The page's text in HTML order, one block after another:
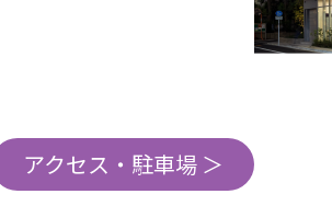
アクセス・駐車場 ＞